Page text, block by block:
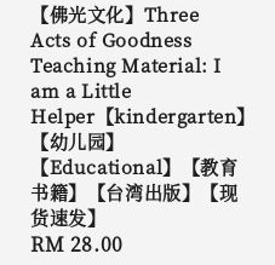
【佛光文化】Three
Acts of Goodness
Teaching Material: I
am a Little
Helper【kindergarten】
【幼儿园】
【Educational】【教育
书籍】【台湾出版】【现
货速发】
Regular
RM 28.00